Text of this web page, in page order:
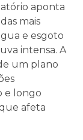
aponta
mais
e esgoto
intensa. A
um plano
e longo
afeta